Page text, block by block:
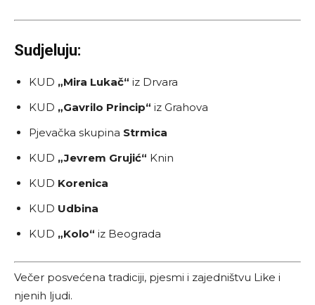
Sudjeluju:
KUD „Mira Lukač“ iz Drvara
KUD „Gavrilo Princip“ iz Grahova
Pjevačka skupina Strmica
KUD „Jevrem Grujić“ Knin
KUD Korenica
KUD Udbina
KUD „Kolo“ iz Beograda
Večer posvećena tradiciji, pjesmi i zajedništvu Like i
njenih ljudi.